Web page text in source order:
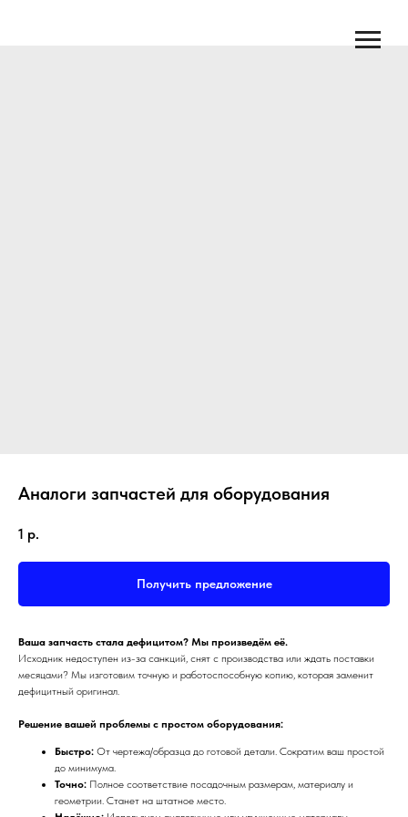
Аналоги запчастей для оборудования
1 р.
Получить предложение
Ваша запчасть стала дефицитом? Мы произведём её.
Исходник недоступен из-за санкций, снят с производства или ждать поставки
месяцами? Мы изготовим точную и работоспособную копию, которая заменит
дефицитный оригинал.
Решение вашей проблемы с простом оборудования:
Быстро: От чертежа/образца до готовой детали. Сократим ваш простой
до минимума.
Точно: Полное соответствие посадочным размерам, материалу и
геометрии. Станет на штатное место.